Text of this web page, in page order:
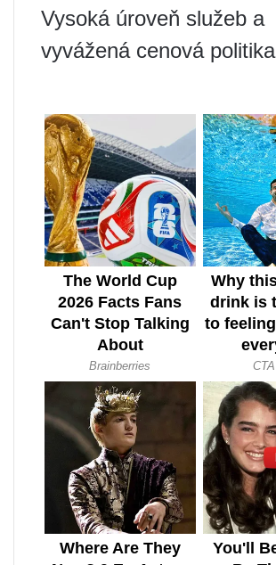
Vysoká úroveň služeb a
vyvážená cenová politika